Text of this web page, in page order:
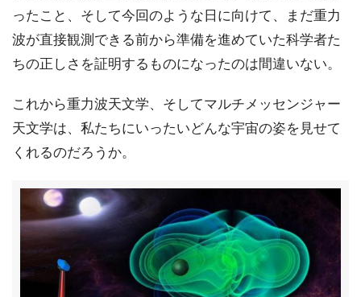
ったこと、そして今回のような日に向けて、まだ重力
波が直接観測できる前から準備を進めていた科学者た
ちの正しさを証明するものになったのは間違いない。
これから重力波天文学、そしてマルチメッセンジャー
天文学は、私たちにいったいどんな宇宙の姿を見せて
くれるのだろうか。